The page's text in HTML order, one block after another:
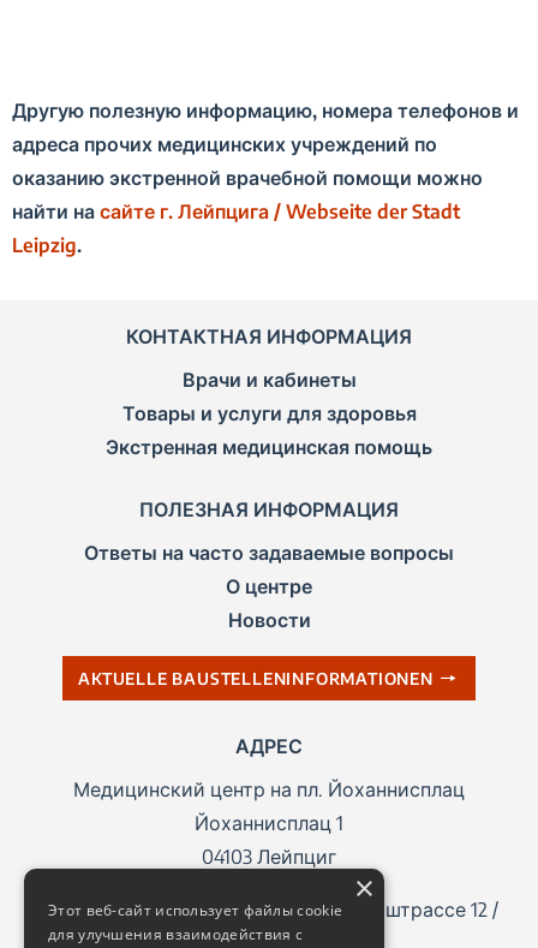
Другую полезную информацию, номера телефонов и
адреса прочих медицинских учреждений по
оказанию экстренной врачебной помощи можно
найти на сайте г. Лейпцига / Webseite der Stadt
Leipzig.
КОНТАКТНАЯ ИНФОРМАЦИЯ
Врачи и кабинеты
Товары и услуги для здоровья
Экстренная медицинская помощь
ПОЛЕЗНАЯ ИНФОРМАЦИЯ
Ответы на часто задаваемые вопросы
О центре
Новости
AKTUELLE BAUSTELLENINFORMATIONEN
АДРЕС
Медицинский центр на пл. Йоханнисплац
Йоханнисплац 1
04103 Лейпциг
Адрес для системы навигации: Кверштрассе 12 /
Querstraße 12
×
Этот веб-сайт использует файлы cookie
для улучшения взаимодействия с